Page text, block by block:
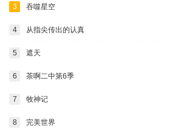
3 吞噬星空
4 从指尖传出的认真
5 遮天
6 茶啊二中第6季
7 牧神记
8 完美世界